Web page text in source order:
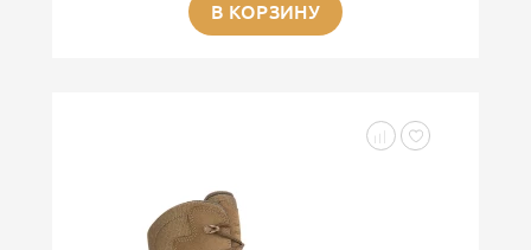
В КОРЗИНУ